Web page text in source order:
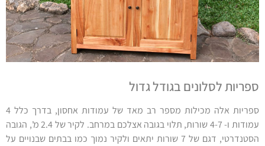
ספריות לסלונים בגודל גדול
ספריות אלה מכילות מספר רב מאד של עמודות אחסון, בדרך כלל 4
עמודות ו- 4-7 שורות, תלוי בגובה אצלכם במרחב. לקיר של 2.4 מ', הגובה
הסטנדרטי, דגם של 7 שורות יתאים ולקיר נמוך כמו בבתים שבנויים על